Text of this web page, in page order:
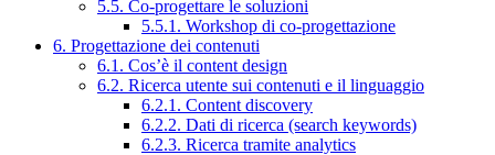
5.5. Co-progettare le soluzioni
5.5.1. Workshop di co-progettazione
6. Progettazione dei contenuti
6.1. Cos’è il content design
6.2. Ricerca utente sui contenuti e il linguaggio
6.2.1. Content discovery
6.2.2. Dati di ricerca (search keywords)
6.2.3. Ricerca tramite analytics